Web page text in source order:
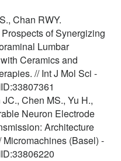
Chan RWY.
of Synergizing
Lumbar
Ceramics and
// Int J Mol Sci -
Chen MS., Yu H.,
Neuron Electrode
Architecture
(Basel) -